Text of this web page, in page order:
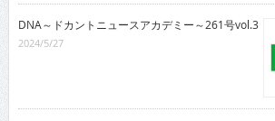
DNA～ドカントニュースアカデミー～261号vol.3
2024/5/27